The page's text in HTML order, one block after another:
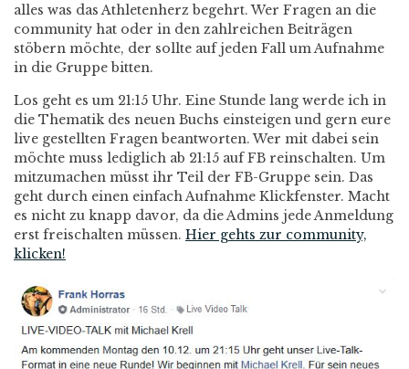
alles was das Athletenherz begehrt. Wer Fragen an die
community hat oder in den zahlreichen Beiträgen
stöbern möchte, der sollte auf jeden Fall um Aufnahme
in die Gruppe bitten.
Los geht es um 21:15 Uhr. Eine Stunde lang werde ich in
die Thematik des neuen Buchs einsteigen und gern eure
live gestellten Fragen beantworten. Wer mit dabei sein
möchte muss lediglich ab 21:15 auf FB reinschalten. Um
mitzumachen müsst ihr Teil der FB-Gruppe sein. Das
geht durch einen einfach Aufnahme Klickfenster. Macht
es nicht zu knapp davor, da die Admins jede Anmeldung
erst freischalten müssen. Hier gehts zur community,
klicken!